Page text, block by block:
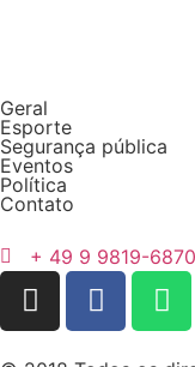
Geral
Esporte
Segurança pública
Eventos
Política
Contato
+ 49 9 9819-6870